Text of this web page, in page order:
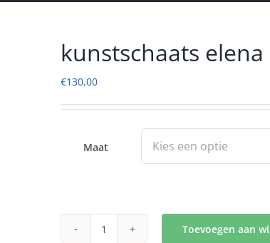
kunstschaats elena
€130,00
Maat
kunstschaats
Toevoegen aan